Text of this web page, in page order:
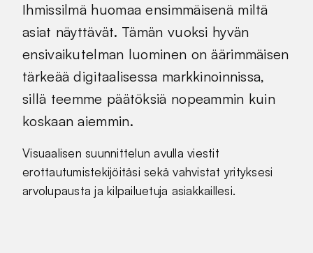
Ihmissilmä huomaa ensimmäisenä miltä
asiat näyttävät. Tämän vuoksi hyvän
ensivaikutelman luominen on äärimmäisen
tärkeää digitaalisessa markkinoinnissa,
sillä teemme päätöksiä nopeammin kuin
koskaan aiemmin.
Visuaalisen suunnittelun avulla viestit
erottautumistekijöitäsi sekä vahvistat yrityksesi
arvolupausta ja kilpailuetuja asiakkaillesi.